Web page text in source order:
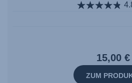
15,00 €
ZUM